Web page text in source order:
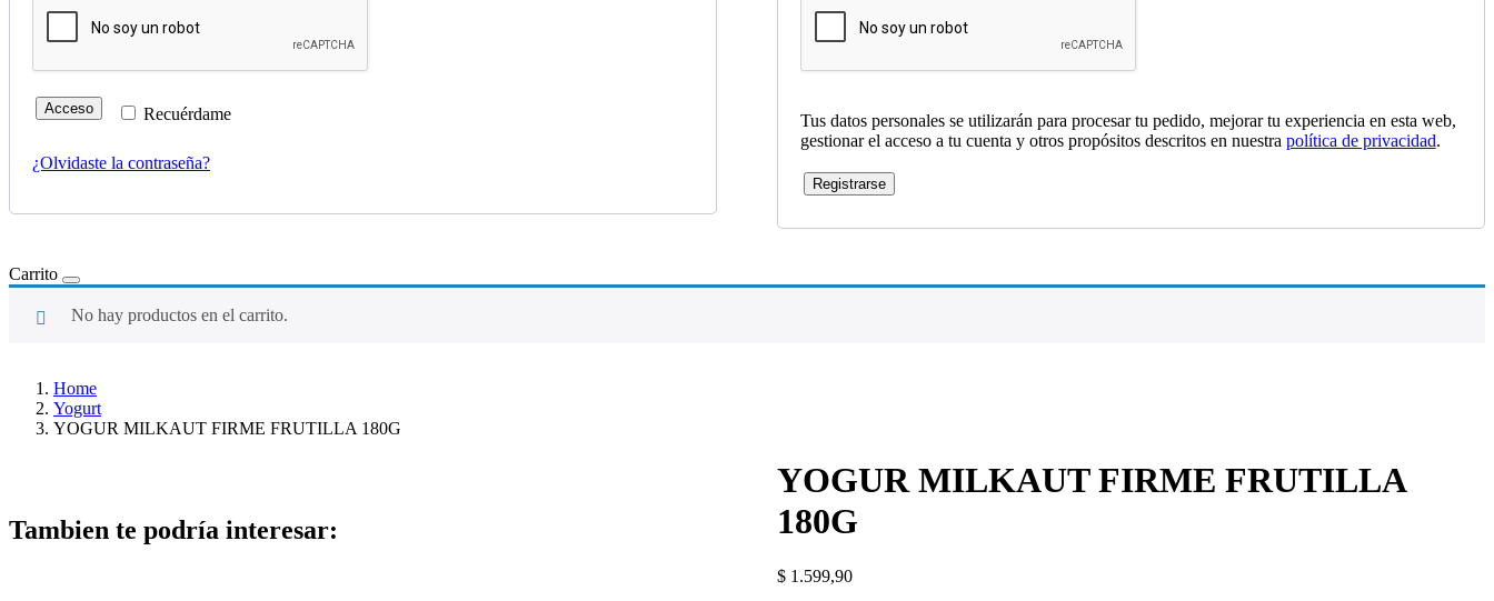
Recuérdame
Acceso
¿Olvidaste la contraseña?
Tus datos personales se utilizarán para procesar tu pedido, mejorar tu experiencia en esta web,
gestionar el acceso a tu cuenta y otros propósitos descritos en nuestra política de privacidad.
Registrarse
Carrito
No hay productos en el carrito.
Home
Yogurt
YOGUR MILKAUT FIRME FRUTILLA 180G
YOGUR MILKAUT FIRME FRUTILLA
180G
$1.599,90
Tambien te podría interesar: